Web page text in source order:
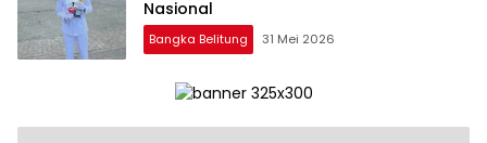
Bangka Belitung 31 Mei 2026